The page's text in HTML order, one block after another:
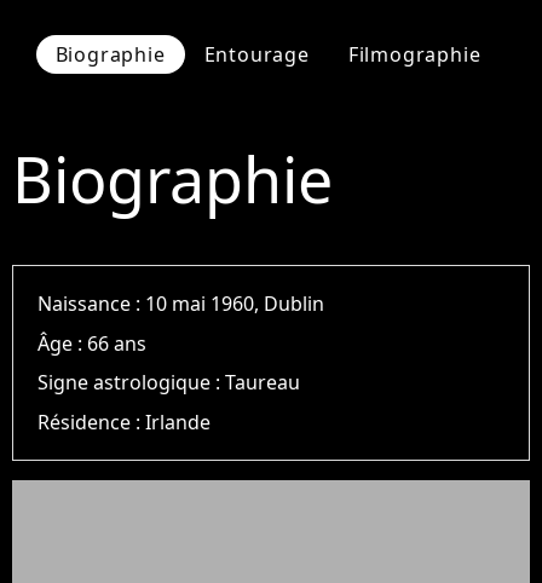
Biographie Entourage Filmographie
Biographie
Naissance : 10 mai 1960, Dublin
Âge : 66 ans
Signe astrologique :Taureau
Résidence :Irlande